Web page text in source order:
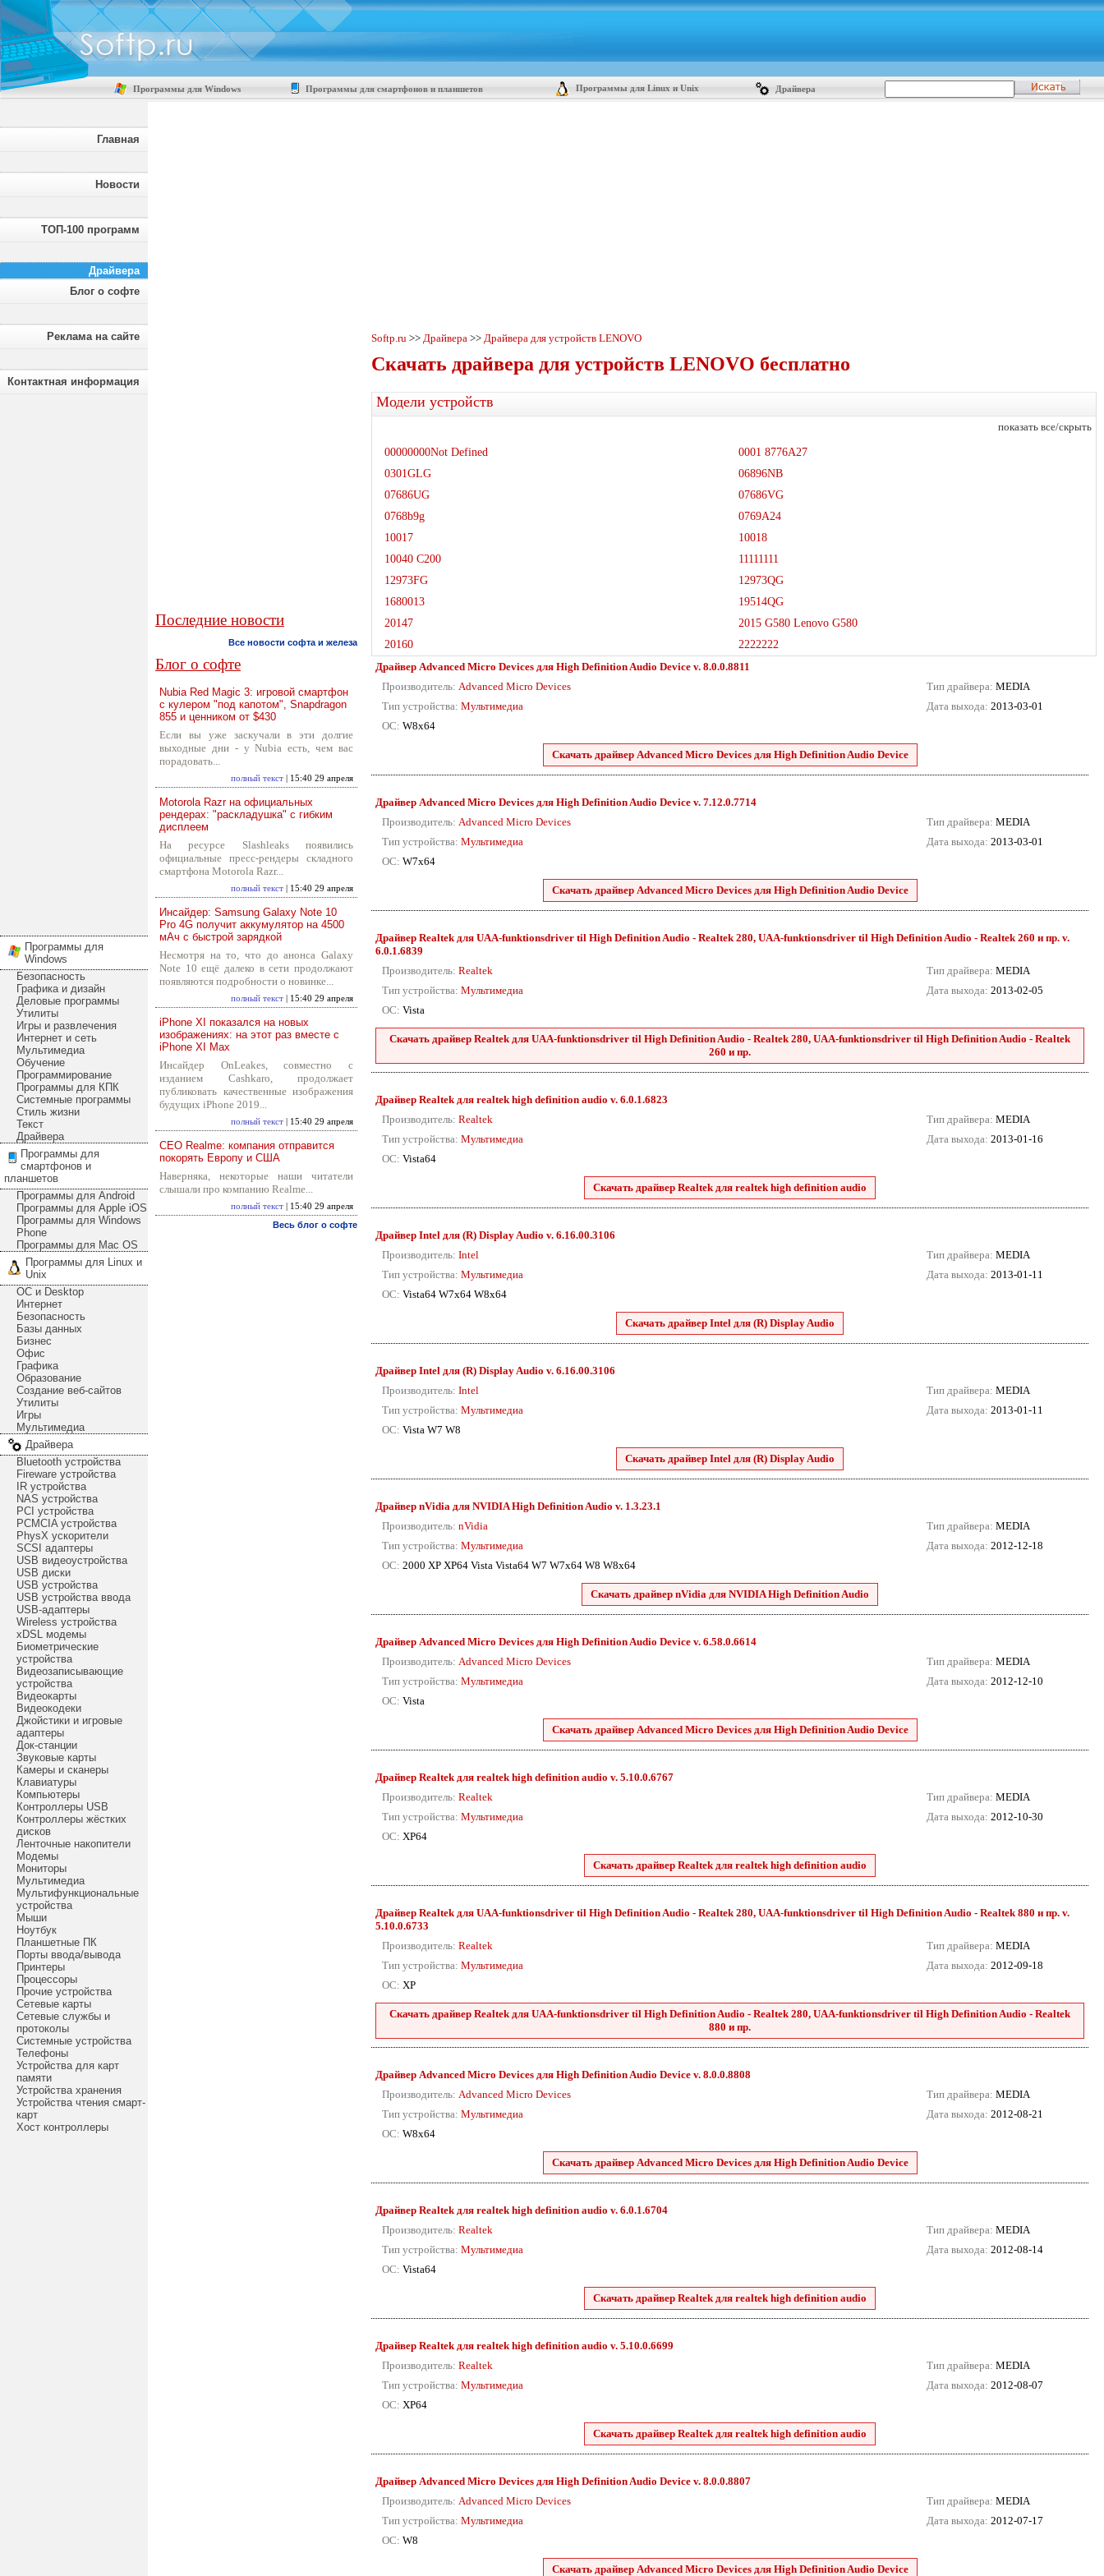
Программы для Windows Программы для смартфонов и планшетов Программы для Linux и Unix Драйвера
Главная
Новости
ТОП-100 программ
Драйвера
Блог о софте
Реклама на сайте
Контактная информация
Программы для
Windows
Безопасность
Графика и дизайн
Деловые программы
Утилиты
Игры и развлечения
Интернет и сеть
Мультимедиа
Обучение
Программирование
Программы для КПК
Системные программы
Стиль жизни
Текст
Драйвера
Программы для
смартфонов и
планшетов
Программы для Android
Программы для Apple iOS
Программы для Windows
Phone
Программы для Mac OS
Программы для Linux и
Unix
ОС и Desktop
Интернет
Безопасность
Базы данных
Бизнес
Офис
Графика
Образование
Создание веб-сайтов
Утилиты
Игры
Мультимедиа
Драйвера
Bluetooth устройства
Fireware устройства
IR устройства
NAS устройства
PCI устройства
PCMCIA устройства
PhysX ускорители
SCSI адаптеры
USB видеоустройства
USB диски
USB устройства
USB устройства ввода
USB-адаптеры
Wireless устройства
xDSL модемы
Биометрические
устройства
Видеозаписывающие
устройства
Видеокарты
Видеокодеки
Джойстики и игровые
адаптеры
Док-станции
Звуковые карты
Камеры и сканеры
Клавиатуры
Компьютеры
Контроллеры USB
Контроллеры жёстких
дисков
Ленточные накопители
Модемы
Мониторы
Мультимедиа
Мультифункциональные
устройства
Мыши
Ноутбук
Планшетные ПК
Порты ввода/вывода
Принтеры
Процессоры
Прочие устройства
Сетевые карты
Сетевые службы и
протоколы
Системные устройства
Телефоны
Устройства для карт
памяти
Устройства хранения
Устройства чтения смарт-
карт
Хост контроллеры
Последние новости
Все новости софта и железа
Блог о софте
Nubia Red Magic 3: игровой смартфон
с кулером "под капотом", Snapdragon
855 и ценником от $430
Если вы уже заскучали в эти долгие
выходные дни - у Nubia есть, чем вас
порадовать...
полный текст | 15:40 29 апреля
Motorola Razr на официальных
рендерах: "раскладушка" с гибким
дисплеем
На ресурсе Slashleaks появились
официальные пресс-рендеры складного
смартфона Motorola Razr...
полный текст | 15:40 29 апреля
Инсайдер: Samsung Galaxy Note 10
Pro 4G получит аккумулятор на 4500
мАч с быстрой зарядкой
Несмотря на то, что до анонса Galaxy
Note 10 ещё далеко в сети продолжают
появляются подробности о новинке...
полный текст | 15:40 29 апреля
iPhone XI показался на новых
изображениях: на этот раз вместе с
iPhone XI Max
Инсайдер OnLeakes, совместно с
изданием Cashkaro, продолжает
публиковать качественные изображения
будущих iPhone 2019...
полный текст | 15:40 29 апреля
CEO Realme: компания отправится
покорять Европу и США
Наверняка, некоторые наши читатели
слышали про компанию Realme...
полный текст | 15:40 29 апреля
Весь блог о софте
Softp.ru >> Драйвера >> Драйвера для устройств LENOVO
Скачать драйвера для устройств LENOVO бесплатно
Модели устройств
показать все/скрыть
00000000Not Defined
0001 8776A27
0301GLG
06896NB
07686UG
07686VG
0768b9g
0769A24
10017
10018
10040 C200
11111111
12973FG
12973QG
1680013
19514QG
20147
2015 G580 Lenovo G580
20160
2222222
Драйвер Advanced Micro Devices для High Definition Audio Device v. 8.0.0.8811
Производитель: Advanced Micro Devices
Тип устройства: Мультимедиа
ОС: W8x64
Тип драйвера: MEDIA
Дата выхода: 2013-03-01
Скачать драйвер Advanced Micro Devices для High Definition Audio Device
Драйвер Advanced Micro Devices для High Definition Audio Device v. 7.12.0.7714
Производитель: Advanced Micro Devices
Тип устройства: Мультимедиа
ОС: W7x64
Тип драйвера: MEDIA
Дата выхода: 2013-03-01
Скачать драйвер Advanced Micro Devices для High Definition Audio Device
Драйвер Realtek для UAA-funktionsdriver til High Definition Audio - Realtek 280, UAA-funktionsdriver til High Definition Audio - Realtek 260 и пр. v.
6.0.1.6839
Производитель: Realtek
Тип устройства: Мультимедиа
ОС: Vista
Тип драйвера: MEDIA
Дата выхода: 2013-02-05
Скачать драйвер Realtek для UAA-funktionsdriver til High Definition Audio - Realtek 280, UAA-funktionsdriver til High Definition Audio - Realtek
260 и пр.
Драйвер Realtek для realtek high definition audio v. 6.0.1.6823
Производитель: Realtek
Тип устройства: Мультимедиа
ОС: Vista64
Тип драйвера: MEDIA
Дата выхода: 2013-01-16
Скачать драйвер Realtek для realtek high definition audio
Драйвер Intel для (R) Display Audio v. 6.16.00.3106
Производитель: Intel
Тип устройства: Мультимедиа
ОС: Vista64 W7x64 W8x64
Тип драйвера: MEDIA
Дата выхода: 2013-01-11
Скачать драйвер Intel для (R) Display Audio
Драйвер Intel для (R) Display Audio v. 6.16.00.3106
Производитель: Intel
Тип устройства: Мультимедиа
ОС: Vista W7 W8
Тип драйвера: MEDIA
Дата выхода: 2013-01-11
Скачать драйвер Intel для (R) Display Audio
Драйвер nVidia для NVIDIA High Definition Audio v. 1.3.23.1
Производитель: nVidia
Тип устройства: Мультимедиа
ОС: 2000 XP XP64 Vista Vista64 W7 W7x64 W8 W8x64
Тип драйвера: MEDIA
Дата выхода: 2012-12-18
Скачать драйвер nVidia для NVIDIA High Definition Audio
Драйвер Advanced Micro Devices для High Definition Audio Device v. 6.58.0.6614
Производитель: Advanced Micro Devices
Тип устройства: Мультимедиа
ОС: Vista
Тип драйвера: MEDIA
Дата выхода: 2012-12-10
Скачать драйвер Advanced Micro Devices для High Definition Audio Device
Драйвер Realtek для realtek high definition audio v. 5.10.0.6767
Производитель: Realtek
Тип устройства: Мультимедиа
ОС: XP64
Тип драйвера: MEDIA
Дата выхода: 2012-10-30
Скачать драйвер Realtek для realtek high definition audio
Драйвер Realtek для UAA-funktionsdriver til High Definition Audio - Realtek 280, UAA-funktionsdriver til High Definition Audio - Realtek 880 и пр. v.
5.10.0.6733
Производитель: Realtek
Тип устройства: Мультимедиа
ОС: XP
Тип драйвера: MEDIA
Дата выхода: 2012-09-18
Скачать драйвер Realtek для UAA-funktionsdriver til High Definition Audio - Realtek 280, UAA-funktionsdriver til High Definition Audio - Realtek
880 и пр.
Драйвер Advanced Micro Devices для High Definition Audio Device v. 8.0.0.8808
Производитель: Advanced Micro Devices
Тип устройства: Мультимедиа
ОС: W8x64
Тип драйвера: MEDIA
Дата выхода: 2012-08-21
Скачать драйвер Advanced Micro Devices для High Definition Audio Device
Драйвер Realtek для realtek high definition audio v. 6.0.1.6704
Производитель: Realtek
Тип устройства: Мультимедиа
ОС: Vista64
Тип драйвера: MEDIA
Дата выхода: 2012-08-14
Скачать драйвер Realtek для realtek high definition audio
Драйвер Realtek для realtek high definition audio v. 5.10.0.6699
Производитель: Realtek
Тип устройства: Мультимедиа
ОС: XP64
Тип драйвера: MEDIA
Дата выхода: 2012-08-07
Скачать драйвер Realtek для realtek high definition audio
Драйвер Advanced Micro Devices для High Definition Audio Device v. 8.0.0.8807
Производитель: Advanced Micro Devices
Тип устройства: Мультимедиа
ОС: W8
Тип драйвера: MEDIA
Дата выхода: 2012-07-17
Скачать драйвер Advanced Micro Devices для High Definition Audio Device